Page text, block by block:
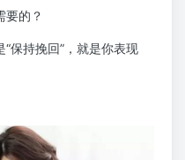
要的？
保持挽回”，就是你表现